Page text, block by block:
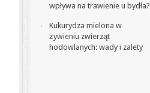
wpływa na trawienie u bydła?
Kukurydza mielona w
żywieniu zwierząt
hodowlanych: wady i zalety